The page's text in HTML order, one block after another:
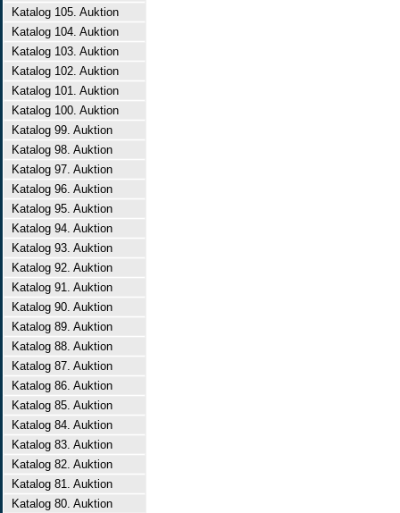
Katalog 105. Auktion
Katalog 104. Auktion
Katalog 103. Auktion
Katalog 102. Auktion
Katalog 101. Auktion
Katalog 100. Auktion
Katalog 99. Auktion
Katalog 98. Auktion
Katalog 97. Auktion
Katalog 96. Auktion
Katalog 95. Auktion
Katalog 94. Auktion
Katalog 93. Auktion
Katalog 92. Auktion
Katalog 91. Auktion
Katalog 90. Auktion
Katalog 89. Auktion
Katalog 88. Auktion
Katalog 87. Auktion
Katalog 86. Auktion
Katalog 85. Auktion
Katalog 84. Auktion
Katalog 83. Auktion
Katalog 82. Auktion
Katalog 81. Auktion
Katalog 80. Auktion